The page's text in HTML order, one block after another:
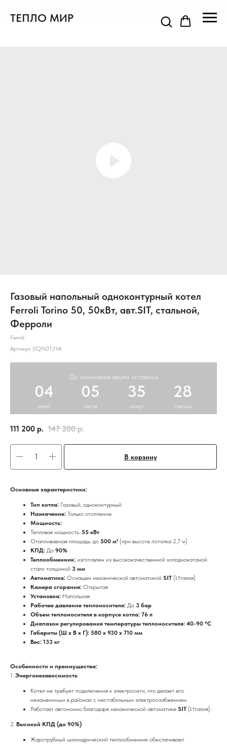
ТЕПЛО МИР
Газовый напольный одноконтурный котел
Ferroli Torino 50, 50кВт, авт.SIT, стальной,
Ферроли
Ferroli
Артикул: 0QN013YA
До окончания акции осталось
04
дней
05
часов
35
минут
28
секунд
111 200 р. 147 200 р.
В корзину
Основные характеристики:
Тип котла: Газовый, одноконтурный
Назначение: Только отопление
Мощность:
Тепловая мощность: 55 кВт
Отапливаемая площадь: до 500 м² (при высоте потолка 2,7 м)
КПД: До 90%
Теплообменник: изготовлен из высококачественной холоднокатаной
стали толщиной 3 мм
Автоматика: Оснащен механической автоматикой SIT (Италия)
Камера сгорания: Открытая
Установка: Напольная
Рабочее давление теплоносителя: До 3 бар
Объем теплоносителя в корпусе котла: 76 л
Диапазон регулирования температуры теплоносителя: 40-90 °C
Габариты (Ш x В x Г): 580 x 930 x 710 мм
Вес: 133 кг
Особенности и преимущества:
1. Энергонезависимость
Котел не требует подключения к электросети, что делает его
незаменимым в районах с нестабильным электроснабжением.
Работает автономно благодаря механической автоматике SIT (Италия).
2. Высокий КПД (до 90%)
Жаротрубный цилиндрический теплообменник обеспечивает